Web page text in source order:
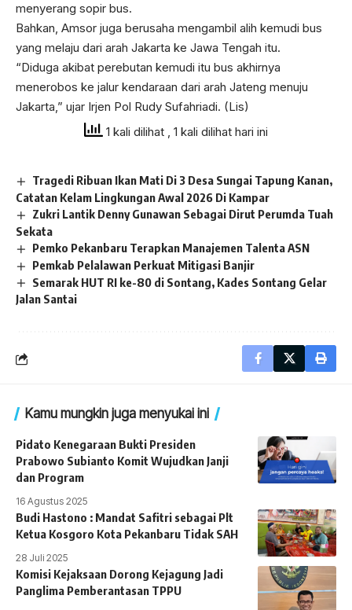
menyerang sopir bus.
Bahkan, Amsor juga berusaha mengambil alih kemudi bus
yang melaju dari arah Jakarta ke Jawa Tengah itu.
“Diduga akibat perebutan kemudi itu bus akhirnya
menerobos ke jalur kendaraan dari arah Jateng menuju
Jakarta,” ujar Irjen Pol Rudy Sufahriadi. (Lis)
1 kali dilihat
, 1 kali dilihat hari ini
Tragedi Ribuan Ikan Mati Di 3 Desa Sungai Tapung Kanan,
Catatan Kelam Lingkungan Awal 2026 Di Kampar
Zukri Lantik Denny Gunawan Sebagai Dirut Perumda Tuah
Sekata
Pemko Pekanbaru Terapkan Manajemen Talenta ASN
Pemkab Pelalawan Perkuat Mitigasi Banjir
Semarak HUT RI ke-80 di Sontang, Kades Sontang Gelar
Jalan Santai
Kamu mungkin juga menyukai ini
Pidato Kenegaraan Bukti Presiden
Prabowo Subianto Komit Wujudkan Janji
dan Program
16 Agustus 2025
Budi Hastono : Mandat Safitri sebagai Plt
Ketua Kosgoro Kota Pekanbaru Tidak SAH
28 Juli 2025
Komisi Kejaksaan Dorong Kejagung Jadi
Panglima Pemberantasan TPPU